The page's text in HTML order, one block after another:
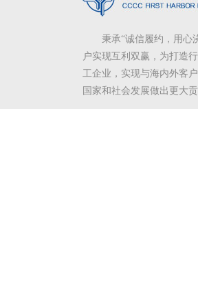
秉承“诚信履约，用心
户实现互利双赢，为打造
工企业，实现与海内外客
国家和社会发展做出更大贡